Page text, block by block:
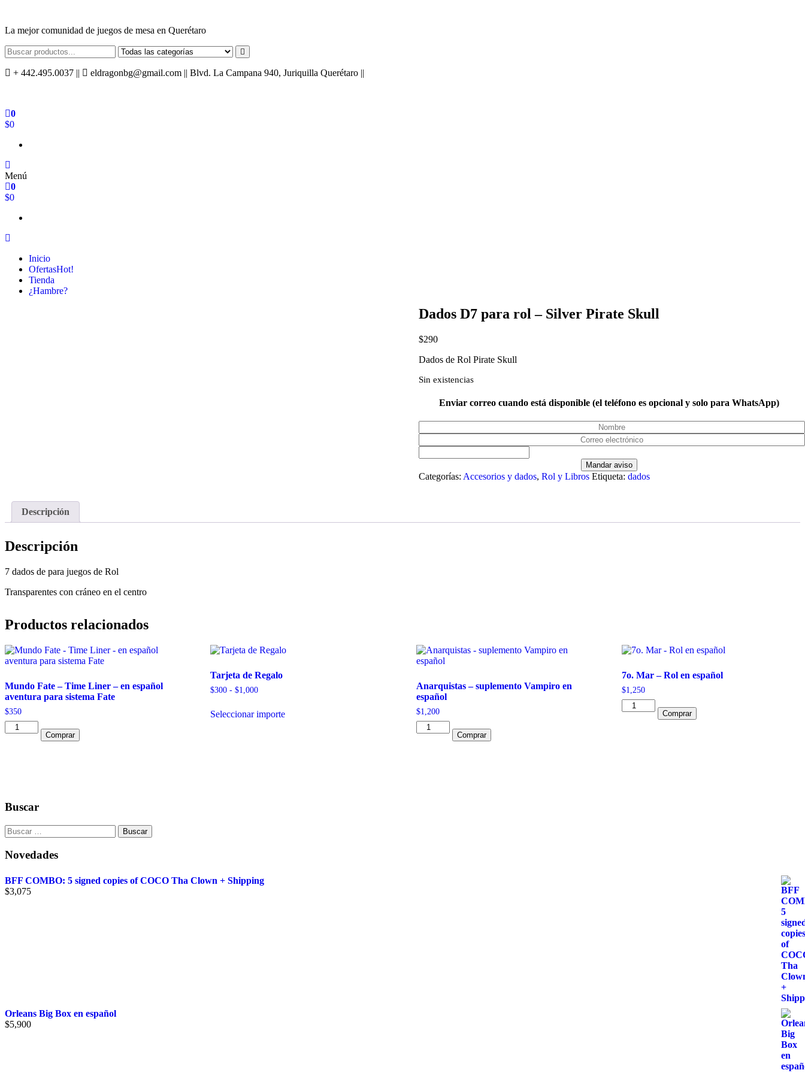
contenido
La mejor comunidad de juegos de mesa en Querétaro
+ 442.495.0037 || eldragonbg@gmail.com || Blvd. La Campana 940, Juriquilla Querétaro ||
0
$0
Menú
0
$0
Inicio
OfertasHot!
Tienda
¿Hambre?
Dados D7 para rol – Silver Pirate Skull
$290
Dados de Rol Pirate Skull
Sin existencias
Enviar correo cuando está disponible (el teléfono es opcional y solo para WhatsApp)
Categorías: Accesorios y dados, Rol y Libros Etiqueta: dados
Descripción
Descripción
7 dados de para juegos de Rol
Transparentes con cráneo en el centro
Productos relacionados
Mundo Fate – Time Liner – en español
aventura para sistema Fate
$350
Mundo
Fate
español
aventura
sistema
cantidad
Comprar
Tarjeta de Regalo
$300 - $1,000Rango
precios:
desde
Seleccionar importe
Anarquistas – suplemento Vampiro en
español
$1,200
Anarquistas
-
Comprar
7o. Mar – Rol en español
$1,250
7o.
Mar
Comprar
Buscar
Buscar:
Novedades
BFF COMBO: 5 signed copies of COCO Tha Clown + Shipping
$3,075
Orleans Big Box en español
$5,900